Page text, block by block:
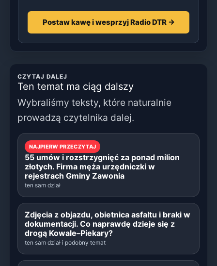
Postaw kawę i wesprzyj Radio DTR →
CZYTAJ DALEJ
Ten temat ma ciąg dalszy
Wybraliśmy teksty, które naturalnie
prowadzą czytelnika dalej.
NAJPIERW PRZECZYTAJ
55 umów i rozstrzygnięć za ponad milion
złotych. Firma męża urzędniczki w
rejestrach Gminy Zawonia
ten sam dział
Zdjęcia z objazdu, obietnica asfaltu i braki w
dokumentacji. Co naprawdę dzieje się z
drogą Kowale–Piekary?
ten sam dział i podobny temat